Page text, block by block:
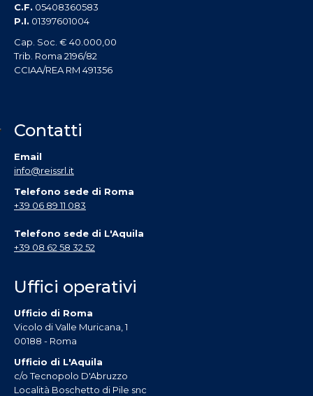
C.F. 05408360583
P.I. 01397601004
Cap. Soc. € 40.000,00
Trib. Roma 2196/82
CCIAA/REA RM 491356
Contatti
Email
info@reissrl.it
Telefono sede di Roma
+39 06 89 11 083
Telefono sede di L'Aquila
+39 08 62 58 32 52
Uffici operativi
Ufficio di Roma
Vicolo di Valle Muricana, 1
00188 - Roma
Ufficio di L'Aquila
c/o Tecnopolo D'Abruzzo
Località Boschetto di Pile snc